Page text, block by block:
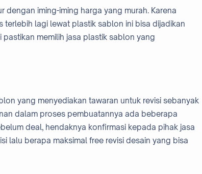
iming-iming harga yang murah. Karena
lagi lewat plastik sablon ini bisa dijadikan
memilih jasa plastik sablon yang
yang menyediakan tawaran untuk revisi sebanyak
dalam proses pembuatannya ada beberapa
deal, hendaknya konfirmasi kepada pihak jasa
lalu berapa maksimal free revisi desain yang bisa